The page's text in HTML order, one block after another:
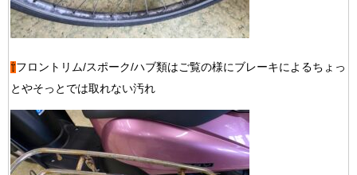
⇧フロントリム/スポーク/ハブ類はご覧の様にブレーキによるちょっ
とやそっとでは取れない汚れ